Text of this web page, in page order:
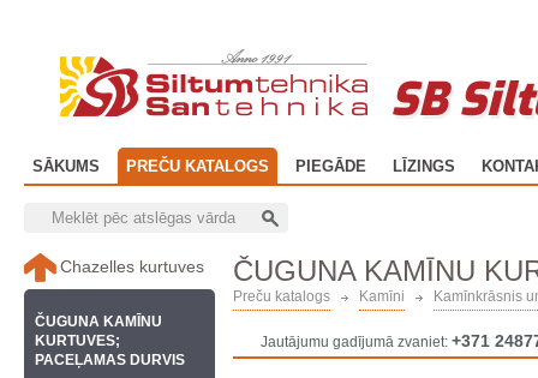
SB
SĀKUMS PREČU KATALOGS PIEGĀDE LĪZINGS
ČUGUNA KAMĪNU
Preču katalogs Kamīni Kamīnkrāsnis
Jautājumu gadījumā zvaniet: +371
Chazelles kurtuves
ČUGUNA KAMĪNU
KURTUVES;
PACEĻAMAS DURVIS